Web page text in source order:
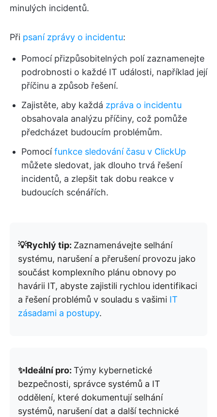
minulých incidentů.
Při psaní zprávy o incidentu:
Pomocí přizpůsobitelných polí zaznamenejte
podrobnosti o každé IT události, například její
příčinu a způsob řešení.
Zajistěte, aby každá zpráva o incidentu
obsahovala analýzu příčiny, což pomůže
předcházet budoucím problémům.
Pomocífunkce sledování času v ClickUp
můžete sledovat, jak dlouho trvá řešení
incidentů, a zlepšit tak dobu reakce v
budoucích scénářích.
💡Rychlý tip: Zaznamenávejte selhání
systému, narušení a přerušení provozu jako
součást komplexního plánu obnovy po
havárii IT, abyste zajistili rychlou identifikaci
a řešení problémů v souladu s vašimi IT
zásadami a postupy.
✨Ideální pro: Týmy kybernetické
bezpečnosti, správce systémů a IT
oddělení, které dokumentují selhání
systémů, narušení dat a další technické